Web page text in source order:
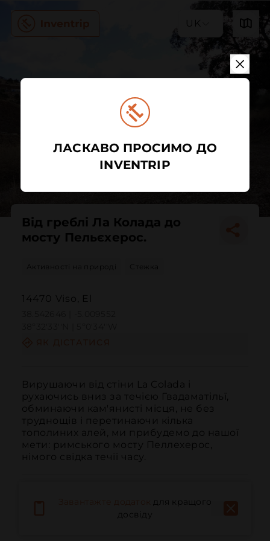
UK
Від греблі Ла Колада до
мосту Пельєхерос.
Активності на природі Стежка
14470 Viso, El
Вирушаючи від стіни La Colada і
рухаючись вниз за течією Гвадаматільї,
обминаючи кам'янисті місця, не без
труднощів і перетинаючи кілька
тополиних алей, ми прибудемо до нашої
мети: римського мосту Пеллехерос,
німого свідка течії часу.
для кращого
досвіду
ЛАСКАВО ПРОСИМО ДО
INVENTRIP